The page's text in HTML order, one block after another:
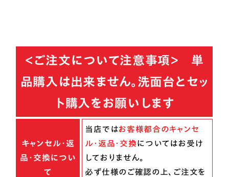
＜ご注文について注意事項＞ 単
品購入は出来ません。洗面台とセッ
ト購入をお願いします
キャンセル・返
品・交換につい
て
当店ではお客様都合のキャンセ
ル・返品・交換についてはお受け
しておりません。
必ず仕様のご確認の上、ご注文を